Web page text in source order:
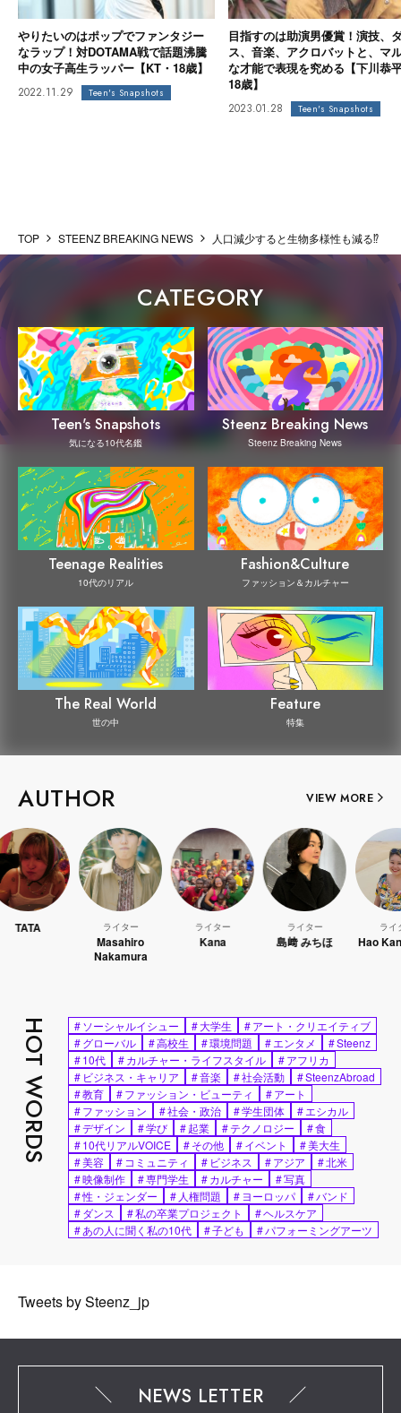
やりたいのはポップでファンタジー
なラップ！対DOTAMA戦で話題沸騰
中の女子高生ラッパー【KT・18歳】
2022.11.29 Teen's Snapshots
目指すのは助演男優賞！演技、
ス、音楽、アクロバットと、マ
な才能で表現を究める【下川恭
18歳】
2023.01.28 Teen's Snapshots
TOP STEENZ BREAKING NEWS 人口減少すると生物多様性も減る⁉︎ ビ
CATEGORY
Teen's Snapshots
気になる10代名鑑
Steenz Breaking News
Steenz Breaking News
Teenage Realities
10代のリアル
Fashion&Culture
ファッション＆カルチャー
The Real World
世の中
Feature
特集
AUTHOR VIEW MORE
ライター
Masahiro
Nakamura
ライター
Kana
ライター
島﨑 みちほ
ライター
Hao
HOT WORDS #ソーシャルイシュー #大学生 #アート・クリエイティブ
#グローバル #高校生 #環境問題 #エンタメ #Steenz
#10代 #カルチャー・ライフスタイル #アフリカ
# ビジネス・キャリア #音楽 #社会活動 #SteenzAbroad
#教育 #ファッション・ビューティ #アート
#ファッション #社会・政治 #学生団体 #エシカル
#デザイン #学び #起業 #テクノロジー #食
#10代リアルVOICE #その他 #イベント #美大生
#美容 # コミュニティ # ビジネス #アジア #北米
#映像制作 #専門学生 #カルチャー #写真
#性・ジェンダー # 人権問題 #ヨーロッパ #バンド
#ダンス #私の卒業プロジェクト #ヘルスケア
#あの人に聞く私の10代 #子ども #パフォーミングアーツ
Tweets by Steenz_jp
NEWS LETTER